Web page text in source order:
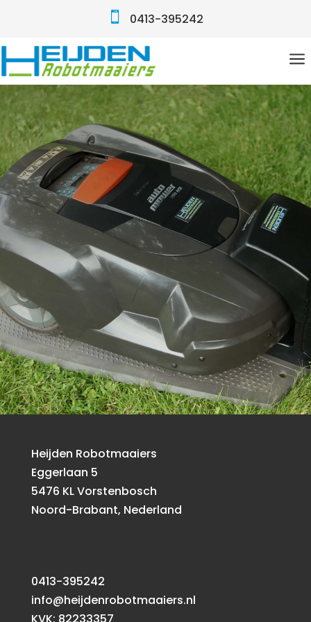
 0413-395242
a
HeijdenRobotmaaiers
Bedankt voor je bericht. We zullen zo
spoedig mogelijk contact met je
opnemen.
Heijden Robotmaaiers
Eggerlaan 5
5476 KL Vorstenbosch
Noord-Brabant, Nederland
0413-395242
info@heijdenrobotmaaiers.nl
KVK: 82233357